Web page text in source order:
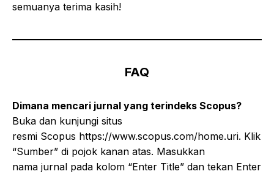
semuanya terima kasih!
FAQ
Dimana mencari jurnal yang terindeks Scopus?
Buka dan kunjungi situs
resmi Scopus https://www.scopus.com/home.uri. Klik
“Sumber” di pojok kanan atas. Masukkan
nama jurnal pada kolom “Enter Title” dan tekan Enter